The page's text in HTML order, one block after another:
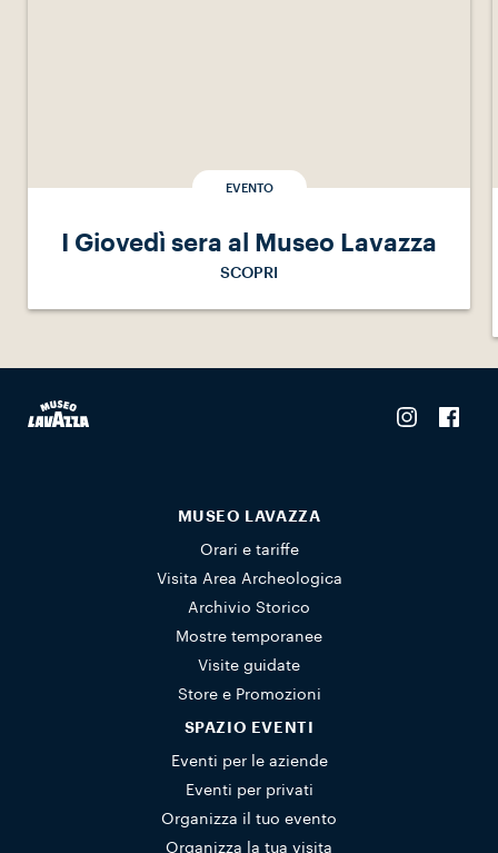
EVENTO
I Giovedì sera al Museo Lavazza
SCOPRI
MUSEO LAVAZZA
Orari e tariffe
Visita Area Archeologica
Archivio Storico
Mostre temporanee
Visite guidate
Store e Promozioni
SPAZIO EVENTI
Eventi per le aziende
Eventi per privati
Organizza il tuo evento
Organizza la tua visita